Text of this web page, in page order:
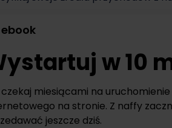
ebook
w 10
czekaj miesiącami na
na stronie. Z naffy
jeszcze dziś.